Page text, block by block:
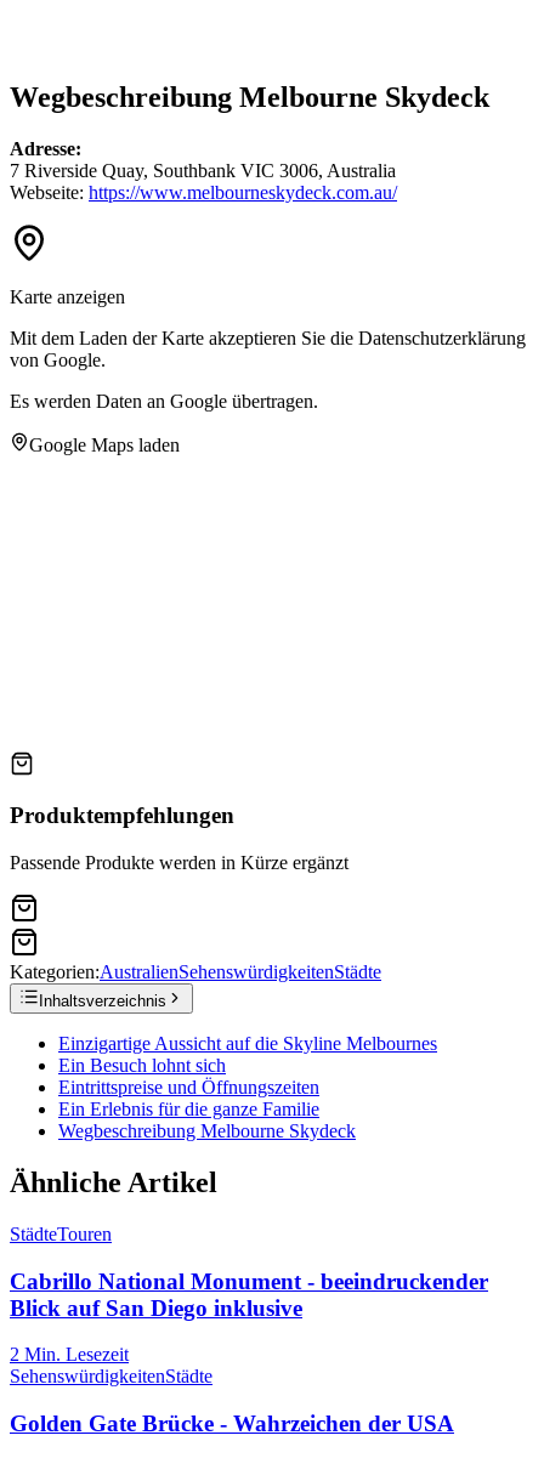
Wegbeschreibung Melbourne Skydeck
Adresse:
7 Riverside Quay, Southbank VIC 3006, Australia
Webseite: https://www.melbourneskydeck.com.au/
Karte anzeigen
Mit dem Laden der Karte akzeptieren Sie die Datenschutzerklärung
von Google.
Es werden Daten an Google übertragen.
Google Maps laden
Produktempfehlungen
Passende Produkte werden in Kürze ergänzt
Kategorien:AustralienSehenswürdigkeitenStädte
Inhaltsverzeichnis
Einzigartige Aussicht auf die Skyline Melbournes
Ein Besuch lohnt sich
Eintrittspreise und Öffnungszeiten
Ein Erlebnis für die ganze Familie
Wegbeschreibung Melbourne Skydeck
Ähnliche Artikel
StädteTouren
Cabrillo National Monument - beeindruckender
Blick auf San Diego inklusive
2 Min. Lesezeit
SehenswürdigkeitenStädte
Golden Gate Brücke - Wahrzeichen der USA